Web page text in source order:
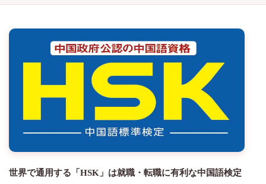
世界で通用する「HSK」は就職・転職に有利な中国語検定